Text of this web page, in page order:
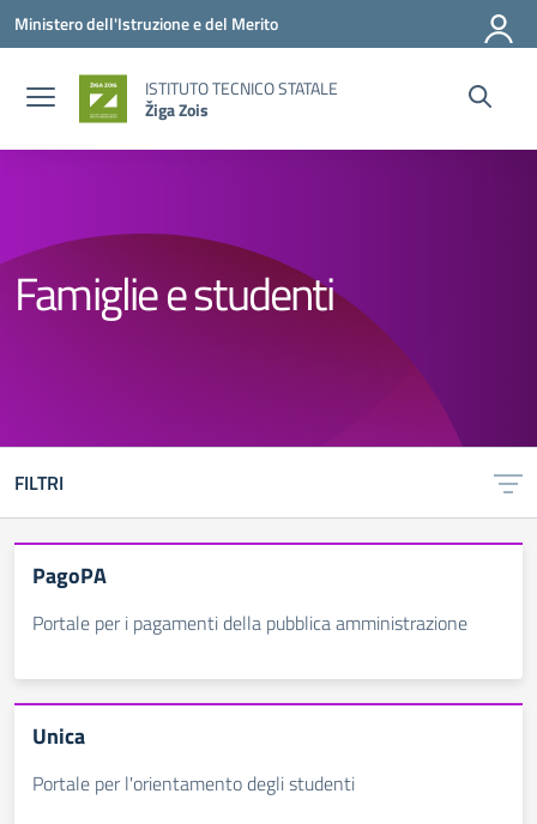
Vai ai contenuti
Vai al menu di navigazione
Vai al footer
Ministero dell'Istruzione e del Merito
ISTITUTO TECNICO STATALE
Žiga Zois
Famiglie e studenti
FILTRI
PagoPA
Portale per i pagamenti della pubblica amministrazione
Unica
Portale per l'orientamento degli studenti